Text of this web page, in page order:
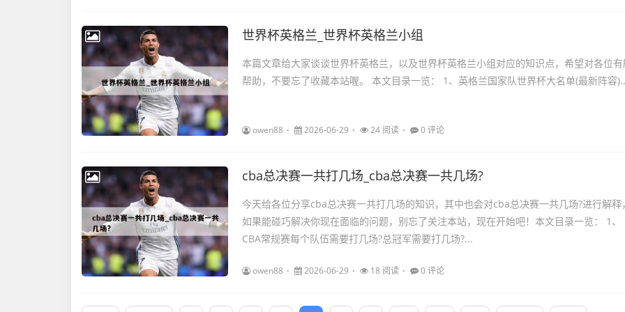
世界杯英格兰_世界杯英格兰小组
本篇文章给大家谈谈世界杯英格兰，以及世界杯英格兰小组对应的知识点，希望对各位
帮助，不要忘了收藏本站喔。 本文目录一览： 1、英格兰国家队世界杯大名单(最新阵容
owen88 2026-06-29 24 阅读 0 评论
cba总决赛一共打几场_cba总决赛一共几场?
今天给各位分享cba总决赛一共打几场的知识，其中也会对cba总决赛一共几场?进行解释，
如果能碰巧解决你现在面临的问题，别忘了关注本站，现在开始吧！本文目录一览： 1、
CBA常规赛每个队伍需要打几场?总冠军需要打几场?...
owen88 2026-06-29 18 阅读 0 评论